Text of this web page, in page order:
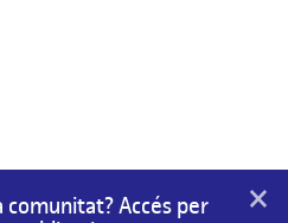
Accés per
×